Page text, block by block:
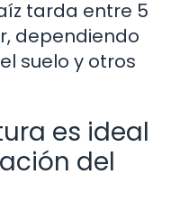
tarda entre 5
dependiendo
suelo y otros
es ideal
del